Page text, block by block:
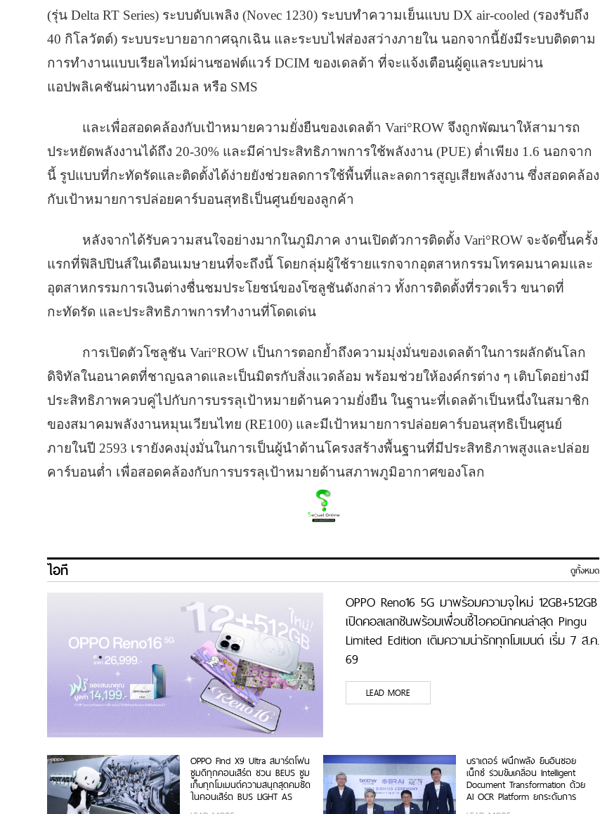
(รุ่น Delta RT Series) ระบบดับเพลิง (Novec 1230) ระบบทำความเย็นแบบ DX air-cooled (รองรับถึง
40 กิโลวัตต์) ระบบระบายอากาศฉุกเฉิน และระบบไฟส่องสว่างภายใน นอกจากนี้ยังมีระบบติดตาม
การทำงานแบบเรียลไทม์ผ่านซอฟต์แวร์ DCIM ของเดลต้า ที่จะแจ้งเตือนผู้ดูแลระบบผ่าน
แอปพลิเคชันผ่านทางอีเมล หรือ SMS
และเพื่อสอดคล้องกับเป้าหมายความยั่งยืนของเดลต้า Vari°ROW จึงถูกพัฒนาให้สามารถ
ประหยัดพลังงานได้ถึง 20-30% และมีค่าประสิทธิภาพการใช้พลังงาน (PUE) ต่ำเพียง 1.6 นอกจาก
นี้ รูปแบบที่กะทัดรัดและติดตั้งได้ง่ายยังช่วยลดการใช้พื้นที่และลดการสูญเสียพลังงาน ซึ่งสอดคล้อง
กับเป้าหมายการปล่อยคาร์บอนสุทธิเป็นศูนย์ของลูกค้า
หลังจากได้รับความสนใจอย่างมากในภูมิภาค งานเปิดตัวการติดตั้ง Vari°ROW จะจัดขึ้นครั้ง
แรกที่ฟิลิปปินส์ในเดือนเมษายนที่จะถึงนี้ โดยกลุ่มผู้ใช้รายแรกจากอุตสาหกรรมโทรคมนาคมและ
อุตสาหกรรมการเงินต่างชื่นชมประโยชน์ของโซลูชันดังกล่าว ทั้งการติดตั้งที่รวดเร็ว ขนาดที่
กะทัดรัด และประสิทธิภาพการทำงานที่โดดเด่น
การเปิดตัวโซลูชัน Vari°ROW เป็นการตอกย้ำถึงความมุ่งมั่นของเดลต้าในการผลักดันโลก
ดิจิทัลในอนาคตที่ชาญฉลาดและเป็นมิตรกับสิ่งแวดล้อม พร้อมช่วยให้องค์กรต่าง ๆ เติบโตอย่างมี
ประสิทธิภาพควบคู่ไปกับการบรรลุเป้าหมายด้านความยั่งยืน ในฐานะที่เดลต้าเป็นหนึ่งในสมาชิก
ของสมาคมพลังงานหมุนเวียนไทย (RE100) และมีเป้าหมายการปล่อยคาร์บอนสุทธิเป็นศูนย์
ภายในปี 2593 เรายังคงมุ่งมั่นในการเป็นผู้นำด้านโครงสร้างพื้นฐานที่มีประสิทธิภาพสูงและปล่อย
คาร์บอนต่ำ เพื่อสอดคล้องกับการบรรลุเป้าหมายด้านสภาพภูมิอากาศของโลก
ไอที ดูทั้งหมด
OPPO Reno16 5G มาพร้อมความจุใหม่ 12GB+512GB
เปิดคอลเลกชันพร้อมเพื่อนซี้ไอคอนิกคนล่าสุด Pingu
Limited Edition เติมความน่ารักทุกโมเมนต์ เริ่ม 7 ส.ค.
69
LEAD MORE
OPPO Find X9 Ultra สมาร์ตโฟน
ซูมดีทุกคอนเสิร์ต ชวน BEUS ซูม
เก็บทุกโมเมนต์ความสนุกสุดคมชัด
ในคอนเสิร์ต BUS LIGHT AS
บราเดอร์ ผนึกพลัง ยิบอินซอย
เน็กซ์ ร่วมขับเคลื่อน Intelligent
Document Transformation ด้วย
AI OCR Platform ยกระดับการ